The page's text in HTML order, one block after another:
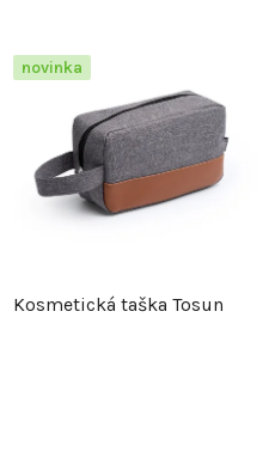
novinka
Kosmetická taška Tosun